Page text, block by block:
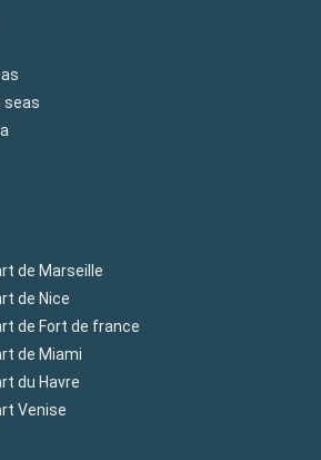
seas
de Marseille
de Nice
de Fort de france
de Miami
du Havre
Venise